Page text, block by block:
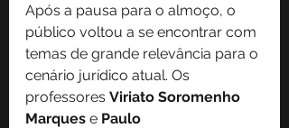
Após a pausa para o almoço, o
público voltou a se encontrar com
temas de grande relevância para o
cenário jurídico atual. Os
professores Viriato Soromenho
Marques e Paulo